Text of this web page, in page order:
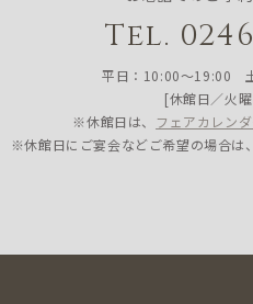
Tel.
平日：10:00〜19:00
[休館日／火
※休館日は、 フェアカレン
※休館日にご宴会などご希望の場合は